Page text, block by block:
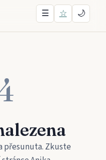
☰ ☆ 🌙
přesunuta. Zkuste